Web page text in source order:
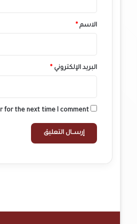
*
الاسم *
البريد الإلكتروني *
for the next time I comment.